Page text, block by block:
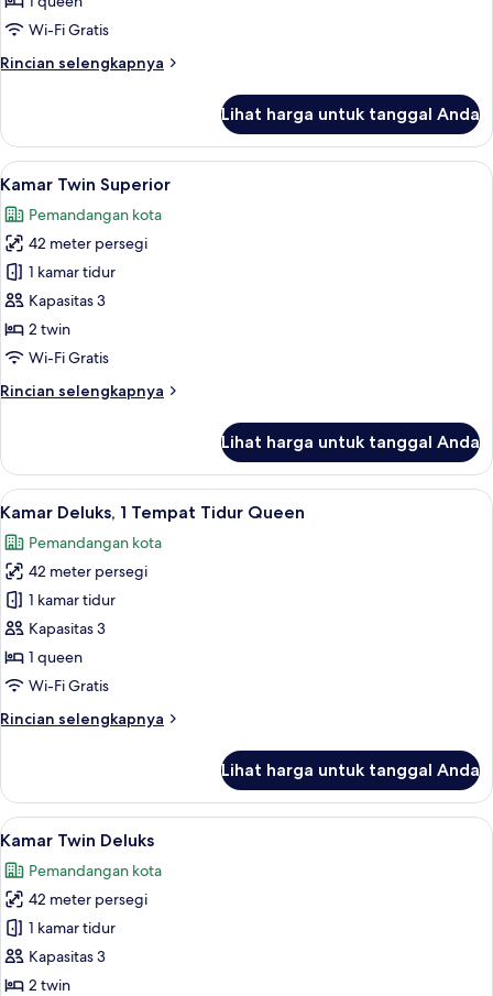
Tempat
Queen,
Wi-Fi Gratis
Rincian selengkapnya
Rincian
Kamar
Deluks,
1
Tidur
Queen,
pemandangan
sungai
Lihat harga untuk tanggal Anda
Lihat
semua
foto
untuk
Kamar
Twin
Superior
Kamar Twin Superior | Seprai
6
Kamar Twin Superior
Pemandangan kota
42 meter persegi
1 kamar tidur
Kapasitas 3
2 twin
Wi-Fi Gratis
Rincian selengkapnya
Rincian
Kamar
Twin
Superior
Lihat harga untuk tanggal Anda
Lihat
semua
foto
untuk
Kamar
Deluks,
1
Tempat
Queen
Kamar Deluks, 1 Tempat Tidur
7
Kamar Deluks, 1 Tempat Tidur Queen
Pemandangan kota
42 meter persegi
1 kamar tidur
Kapasitas 3
1 queen
Wi-Fi Gratis
Rincian selengkapnya
Rincian
Kamar
Deluks,
1
Tidur
Queen
Lihat harga untuk tanggal Anda
Lihat
semua
foto
untuk
Kamar
Twin
Deluks
Seprai premium, minibar, brankas,
7
Kamar Twin Deluks
Pemandangan kota
42 meter persegi
1 kamar tidur
Kapasitas 3
2 twin